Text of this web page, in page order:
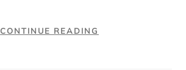
CONTINUE READING